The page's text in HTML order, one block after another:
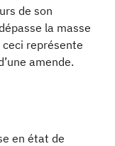
de son
la masse
représente
amende.
en état de